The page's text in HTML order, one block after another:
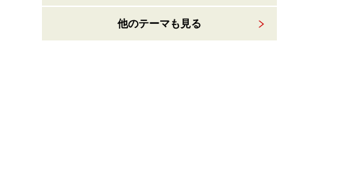
他のテーマも見る